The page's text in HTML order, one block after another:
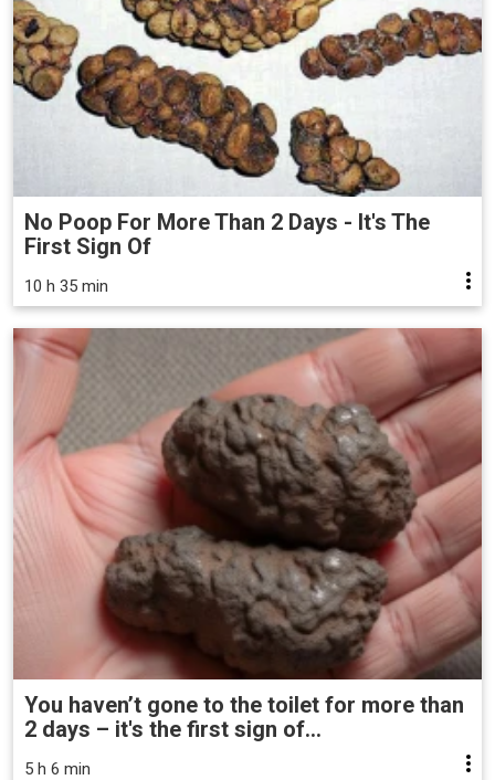
No Poop For More Than 2 Days - It's The
First Sign Of
10 h 35 min
You haven’t gone to the toilet for more than
2 days – it's the first sign of...
5 h 6 min